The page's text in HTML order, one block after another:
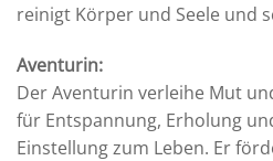
reinigt Körper und Seele und
Aventurin:
Der Aventurin verleihe Mut
für Entspannung, Erholung
Einstellung zum Leben. Er